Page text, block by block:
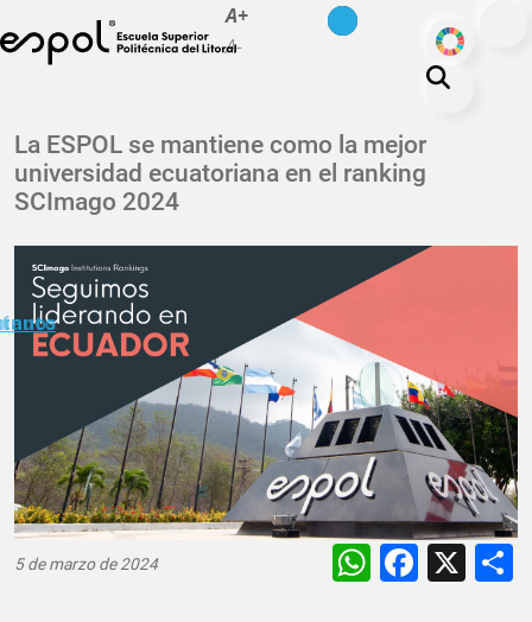
Pasar al contenido principal
A+
A-
ODS
La ESPOL
Educación
Vida politécnica
Investigación
Nuestra Huella
Transparencia
La ESPOL se mantiene como la mejor
universidad ecuatoriana en el ranking
SCImago 2024
5 de marzo de 2024 X